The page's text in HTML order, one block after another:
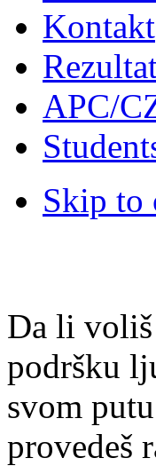
Kontakt
APC/
Skip to
Da li voliš
podršku
svom
provedeš